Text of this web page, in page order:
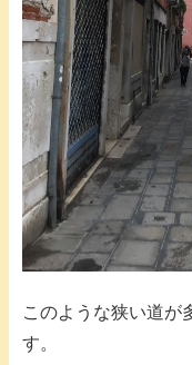
このような狭い道が
す。